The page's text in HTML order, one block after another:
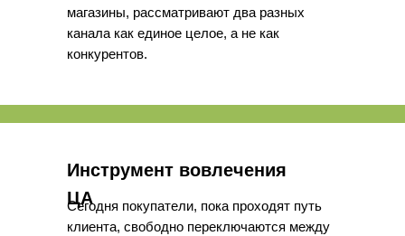
магазины, рассматривают два разных
канала как единое целое, а не как
конкурентов.
Сегодня покупатели, пока проходят путь
клиента, свободно переключаются между
Инструмент вовлечения
ЦА